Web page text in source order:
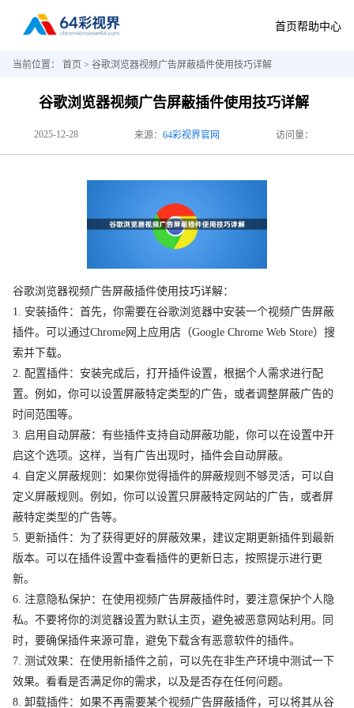
首页帮助中心
当前位置： 首页 > 谷歌浏览器视频广告屏蔽插件使用技巧详解
谷歌浏览器视频广告屏蔽插件使用技巧详解
2025-12-28 来源： 64彩视界官网 访问量：
谷歌浏览器视频广告屏蔽插件使用技巧详解：
1. 安装插件：首先，你需要在谷歌浏览器中安装一个视频广告屏蔽
插件。可以通过Chrome网上应用店（Google Chrome Web Store）搜
索并下载。
2. 配置插件：安装完成后，打开插件设置，根据个人需求进行配
置。例如，你可以设置屏蔽特定类型的广告，或者调整屏蔽广告的
时间范围等。
3. 启用自动屏蔽：有些插件支持自动屏蔽功能，你可以在设置中开
启这个选项。这样，当有广告出现时，插件会自动屏蔽。
4. 自定义屏蔽规则：如果你觉得插件的屏蔽规则不够灵活，可以自
定义屏蔽规则。例如，你可以设置只屏蔽特定网站的广告，或者屏
蔽特定类型的广告等。
5. 更新插件：为了获得更好的屏蔽效果，建议定期更新插件到最新
版本。可以在插件设置中查看插件的更新日志，按照提示进行更
新。
6. 注意隐私保护：在使用视频广告屏蔽插件时，要注意保护个人隐
私。不要将你的浏览器设置为默认主页，避免被恶意网站利用。同
时，要确保插件来源可靠，避免下载含有恶意软件的插件。
7. 测试效果：在使用新插件之前，可以先在非生产环境中测试一下
效果。看看是否满足你的需求，以及是否存在任何问题。
8. 卸载插件：如果不再需要某个视频广告屏蔽插件，可以将其从谷